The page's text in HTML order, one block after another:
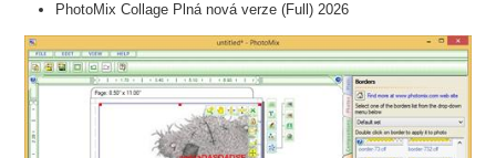
PhotoMix Collage Plná nová verze (Full) 2026